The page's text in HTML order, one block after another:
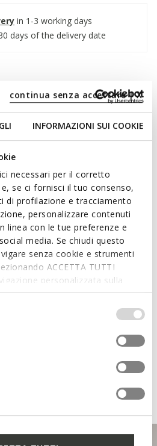
INFORMAZIONI SUI COOKIE
necessari per il corretto
se ci fornisci il tuo consenso,
di profilazione e tracciamento
personalizzare contenuti
linea con le tue preferenze e
media. Se chiudi questo
senza cookie e strumenti
ACCETTA TUTTI
personalizzata sulla
Selezionando
scegliere quali cookies ed
autorizzare. Per maggiori
in qualsiasi momento le
nostra
continua senza accettare | X
in 1-3 working days
days of the delivery date
men's shoe, an authentic
a soft smooth leather upper
effect based on the Zero Shock